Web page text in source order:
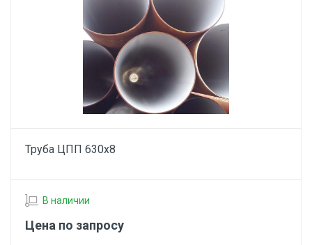
Труба ЦПП 630х8
В наличии
Цена по запросу